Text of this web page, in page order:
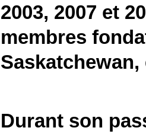
2003, 2007 et
membres
Saskatchewan,
Durant son